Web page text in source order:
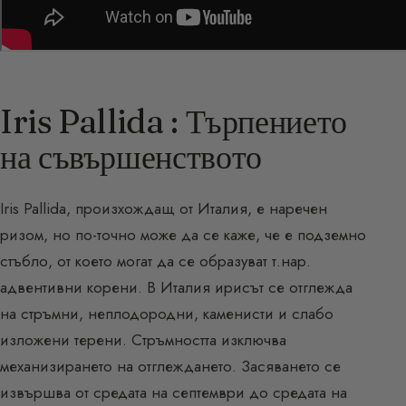
Iris Pallida : Търпението
на съвършенството
Iris Pallida, произхождащ от Италия, е наречен
ризом, но по-точно може да се каже, че е подземно
стъбло, от което могат да се образуват т.нар.
адвентивни корени. В Италия ирисът се отглежда
на стръмни, неплодородни, каменисти и слабо
изложени терени. Стръмността изключва
механизирането на отглеждането. Засяването се
извършва от средата на септември до средата на